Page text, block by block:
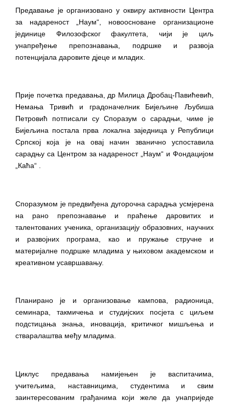
Предавање је организовано у оквиру активности Центра
за надареност „Наум“, новоосноване организационе
јединице Филозофског факултета, чији је циљ
унапређење препознавања, подршке и развоја
потенцијала даровите дјеце и младих.
Прије почетка предавања, др Милица Дробац-Павићевић,
Немања Тривић и градоначелник Бијељине Љубиша
Петровић потписали су Споразум о сарадњи, чиме је
Бијељина постала прва локална заједница у Републици
Српској која је на овај начин званично успоставила
сарадњу са Центром за надареност „Наум“ и Фондацијом
„Каћа“ .
Споразумом је предвиђена дугорочна сарадња усмјерена
на рано препознавање и праћење даровитих и
талентованих ученика, организацију образовних, научних
и развојних програма, као и пружање стручне и
материјалне подршке младима у њиховом академском и
креативном усавршавању.
Планирано је и организовање кампова, радионица,
семинара, такмичења и студијских посјета с циљем
подстицања знања, иновација, критичког мишљења и
стваралаштва међу младима.
Циклус предавања намијењен је васпитачима,
учитељима, наставницима, студентима и свим
заинтересованим грађанима који желе да унаприједе